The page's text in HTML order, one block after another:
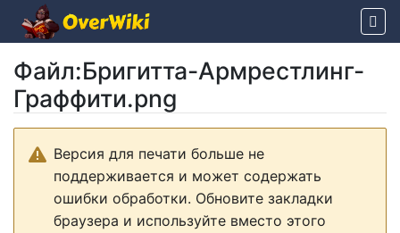
Файл:Бригитта-Армрестлинг-
Граффити.png
Версия для печати больше не
поддерживается и может содержать
ошибки обработки. Обновите закладки
браузера и используйте вместо этого